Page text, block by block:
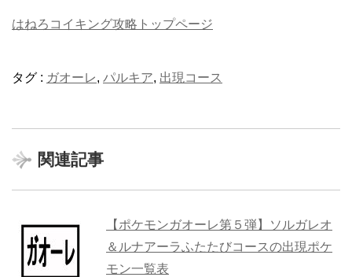
はねろコイキング攻略トップページ
タグ : ガオーレ, パルキア, 出現コース
関連記事
【ポケモンガオーレ第５弾】ソルガレオ
＆ルナアーラふたたびコースの出現ポケ
モン一覧表